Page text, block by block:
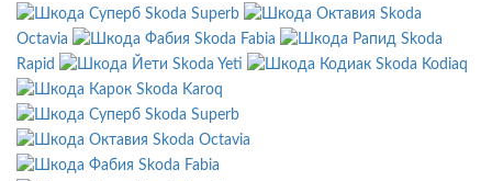
Skoda Superb
Skoda
Octavia
Skoda Fabia
Skoda
Rapid
Skoda Yeti
Skoda Kodiaq
Skoda Karoq
Skoda Superb
Skoda Octavia
Skoda Fabia